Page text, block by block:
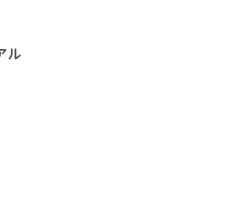
ル